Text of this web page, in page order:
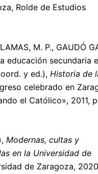
Rolde de Estudios
M. P., GAUDÓ
educación secundaria
y ed.), Historia de
celebrado en
el Católico», 2011,
Modernas, cultas y
en la Universidad de
de Zaragoza,